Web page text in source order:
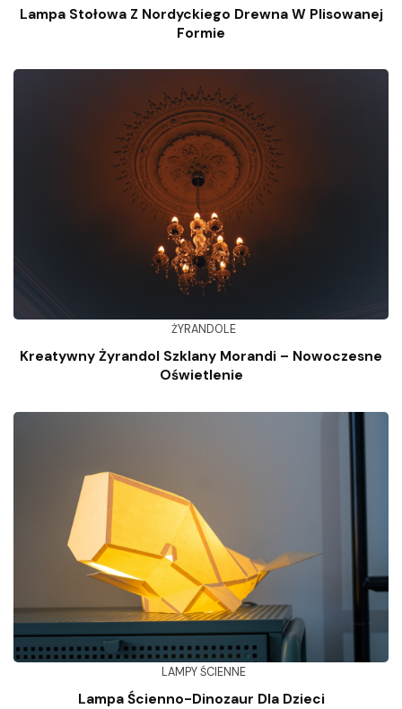
Lampa Stołowa Z Nordyckiego Drewna W Plisowanej
Formie
ŻYRANDOLE
Kreatywny Żyrandol Szklany Morandi – Nowoczesne
Oświetlenie
LAMPY ŚCIENNE
Lampa Ścienno-Dinozaur Dla Dzieci